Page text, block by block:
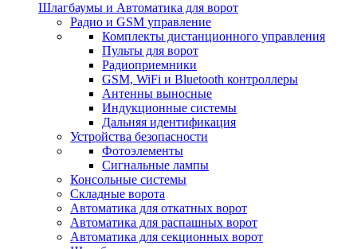
Шлагбаумы и Автоматика для ворот
Радио и GSM управление
Комплекты дистанционного управления
Пульты для ворот
Радиоприемники
GSM, WiFi и Bluetooth контроллеры
Антенны выносные
Индукционные системы
Дальняя идентификация
Устройства безопасности
Фотоэлементы
Сигнальные лампы
Консольные системы
Складные ворота
Автоматика для откатных ворот
Автоматика для распашных ворот
Автоматика для секционных ворот